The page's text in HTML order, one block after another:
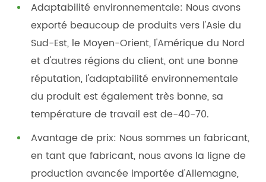
Adaptabilité environnementale: Nous avons
exporté beaucoup de produits vers l'Asie du
Sud-Est, le Moyen-Orient, l'Amérique du Nord
et d'autres régions du client, ont une bonne
réputation, l'adaptabilité environnementale
du produit est également très bonne, sa
température de travail est de-40-70.
Avantage de prix: Nous sommes un fabricant,
en tant que fabricant, nous avons la ligne de
production avancée importée d'Allemagne,